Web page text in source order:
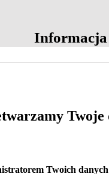
Informacja
Twoje
Twoich danych